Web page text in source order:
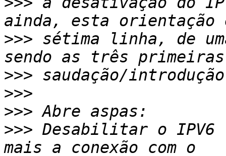
>>> sétima linha, de
>>>
>>>
>>>
>>> Desabilitar o IPV6